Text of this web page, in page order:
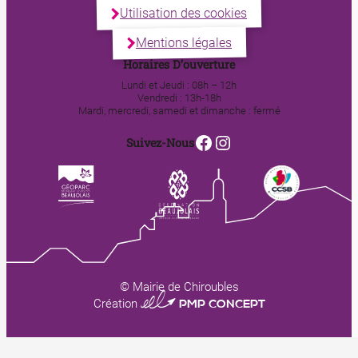
Utilisation des cookies
Mentions légales
Horaires D’ouverture
Lundi et Jeudi : 08h – 12h
Vendredi : 13h-18h
Mardi, mercredi, samedi et dimanche : fermé
Suivez-NousFacebook
Instagram
© Mairie de Chiroubles
Création 0123 PMP CONCEPT